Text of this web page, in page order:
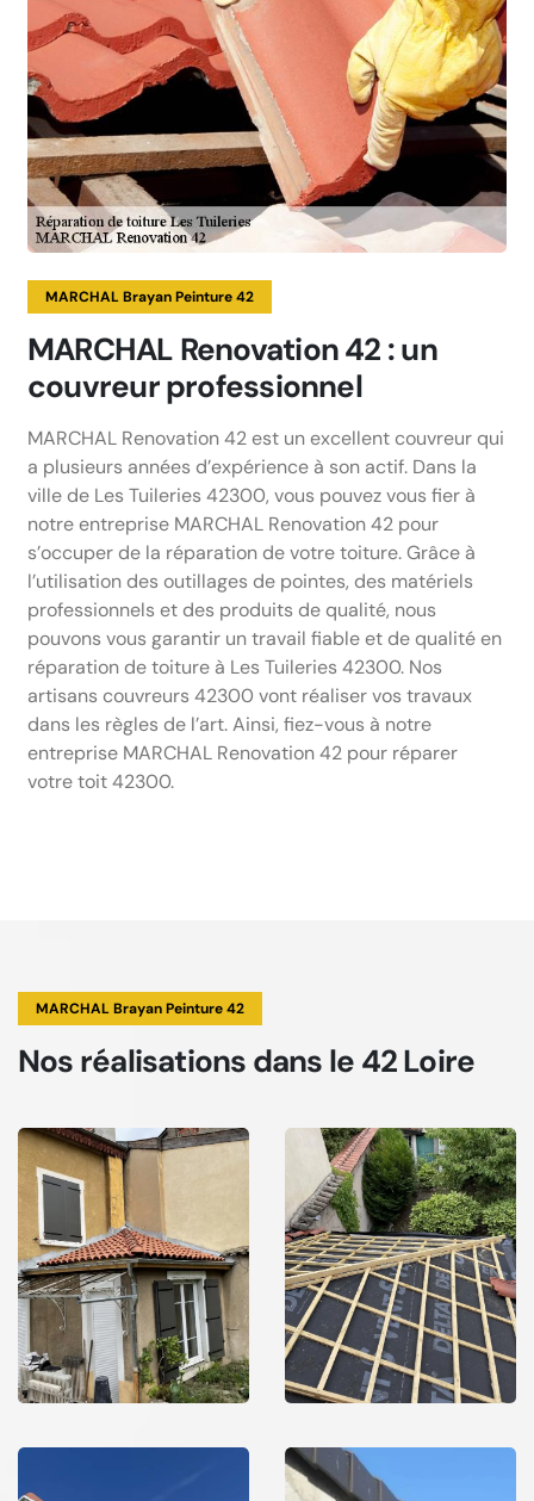
MARCHAL Brayan Peinture 42
MARCHAL Renovation 42 : un
couvreur professionnel
MARCHAL Renovation 42 est un excellent couvreur qui
a plusieurs années d’expérience à son actif. Dans la
ville de Les Tuileries 42300, vous pouvez vous fier à
notre entreprise MARCHAL Renovation 42 pour
s’occuper de la réparation de votre toiture. Grâce à
l’utilisation des outillages de pointes, des matériels
professionnels et des produits de qualité, nous
pouvons vous garantir un travail fiable et de qualité en
réparation de toiture à Les Tuileries 42300. Nos
artisans couvreurs 42300 vont réaliser vos travaux
dans les règles de l’art. Ainsi, fiez-vous à notre
entreprise MARCHAL Renovation 42 pour réparer
votre toit 42300.
MARCHAL Brayan Peinture 42
Nos réalisations dans le 42 Loire